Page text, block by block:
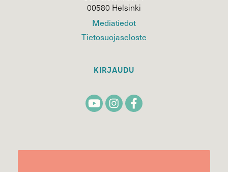
00580 Helsinki
Mediatiedot
Tietosuojaseloste
KIRJAUDU